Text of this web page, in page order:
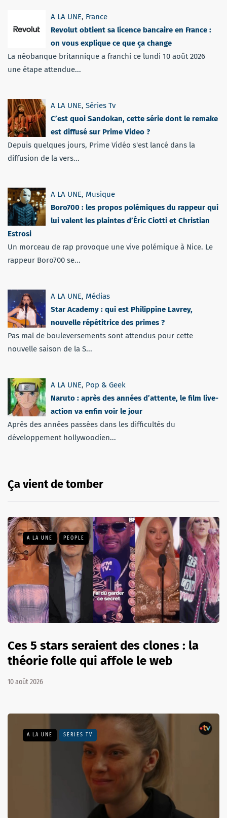
A LA UNE, France
Revolut obtient sa licence bancaire en France :
on vous explique ce que ça change
La néobanque britannique a franchi ce lundi 10 août 2026
une étape attendue...
A LA UNE, Séries Tv
C’est quoi Sandokan, cette série dont le remake
est diffusé sur Prime Video ?
Depuis quelques jours, Prime Vidéo s'est lancé dans la
diffusion de la vers...
A LA UNE, Musique
Boro700 : les propos polémiques du rappeur qui
lui valent les plaintes d’Éric Ciotti et Christian
Estrosi
Un morceau de rap provoque une vive polémique à Nice. Le
rappeur Boro700 se...
A LA UNE, Médias
Star Academy : qui est Philippine Lavrey,
nouvelle répétitrice des primes ?
Pas mal de bouleversements sont attendus pour cette
nouvelle saison de la S...
A LA UNE, Pop & Geek
Naruto : après des années d’attente, le film live-
action va enfin voir le jour
Après des années passées dans les difficultés du
développement hollywoodien...
Ça vient de tomber
A LA UNE PEOPLE
Ces 5 stars seraient des clones : la
théorie folle qui affole le web
10 août 2026
A LA UNE SÉRIES TV